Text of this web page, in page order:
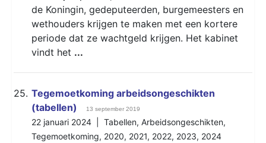
de Koningin, gedeputeerden, burgemeesters en
wethouders krijgen te maken met een kortere
periode dat ze wachtgeld krijgen. Het kabinet
vindt het ...
25. Tegemoetkoming arbeidsongeschikten
(tabellen)
13 september 2019
22 januari 2024 | Tabellen, Arbeidsongeschikten,
Tegemoetkoming, 2020, 2021, 2022, 2023, 2024